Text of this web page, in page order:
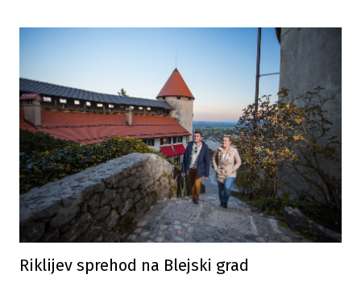
Riklijev sprehod na Blejski grad